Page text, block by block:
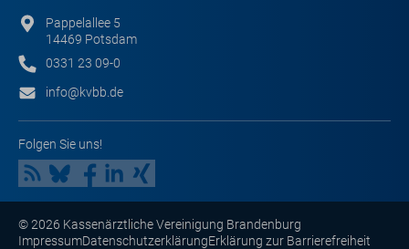
Pappelallee 5
14469 Potsdam
0331 23 09-0
info@kvbb.de
Folgen Sie uns!
© 2026 Kassenärztliche Vereinigung Brandenburg
ImpressumDatenschutzerklärungErklärung zur Barrierefreiheit